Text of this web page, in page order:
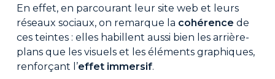
En effet, en parcourant leur site web et leurs
réseaux sociaux, on remarque la cohérence de
ces teintes : elles habillent aussi bien les arrière-
plans que les visuels et les éléments graphiques,
renforçant l’effet immersif.